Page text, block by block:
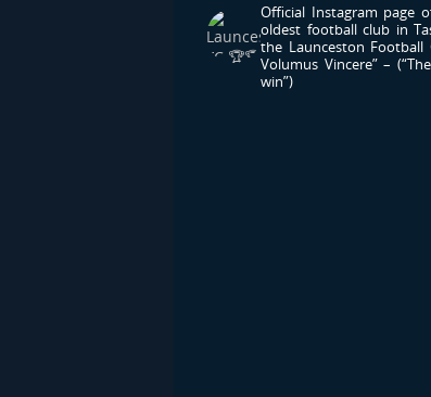
Official Instagram page
oldest football club in
the Launceston
Volumus Vincere” –
win”)